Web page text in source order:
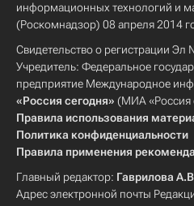
информационных технологий и
(Роскомнадзор) 08 апреля 2014
Свидетельство о регистрации
Учредитель: Федеральное
предприятие Международное
«Россия сегодня» (МИА «Россия
Правила использования
Политика конфиденциальности
Правила применения
Главный редактор: Гаврилова
Адрес электронной почты